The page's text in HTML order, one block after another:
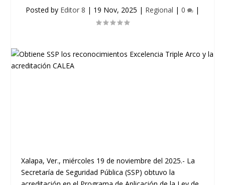
Posted by Editor 8 | 19 Nov, 2025 | Regional | 0 |
Xalapa, Ver., miércoles 19 de noviembre del 2025.- La
Secretaría de Seguridad Pública (SSP) obtuvo la